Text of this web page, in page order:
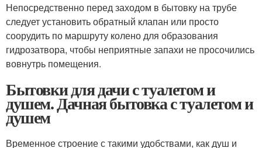
Непосредственно перед заходом в бытовку на трубе
следует установить обратный клапан или просто
соорудить по маршруту колено для образования
гидрозатвора, чтобы неприятные запахи не просочились
вовнутрь помещения.
Бытовки для дачи с туалетом и
душем. Дачная бытовка с туалетом и
душем
Временное строение с такими удобствами, как душ и